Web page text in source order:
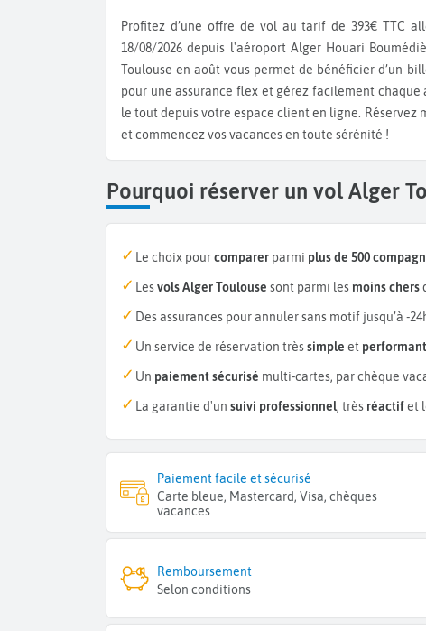
Profitez d’une offre de vol au tarif de 393€ TTC aller retour avec un départ le 11/08/2026 et un retour le
18/08/2026 depuis l'aéroport Alger Houari
Toulouse en août vous permet de bénéficier d’un
pour une assurance flex et gérez facilement
le tout depuis votre espace client en ligne.
et commencez vos vacances en toute sérénité !
Pourquoi réserver un vol Alger
Le choix pourcomparer parmi plus de 500
Lesvols Alger Toulouse sont parmi les moins chers
Des assurances pour annuler sans motif jusqu’à -
Un service de réservation trèssimple et performant
Un paiement sécurisé multi-cartes, par chèque
La garantie d'un suivi professionnel, très réactifet
Paiement facile et sécurisé
Carte bleue, Mastercard, Visa, chèques
vacances
Remboursement
Selon conditions